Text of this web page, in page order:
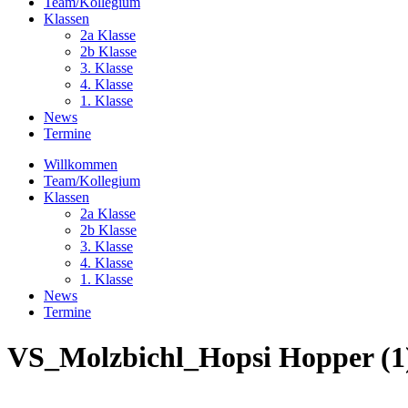
Klassen
2a Klasse
2b Klasse
3. Klasse
4. Klasse
1. Klasse
News
Termine
Willkommen
Team/Kollegium
Klassen
2a Klasse
2b Klasse
3. Klasse
4. Klasse
1. Klasse
News
Termine
VS_Molzbichl_Hopsi Hopper